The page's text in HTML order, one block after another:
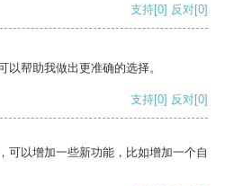
支持[0] 反对[0]
以帮助我做出更准确的选择。
支持[0] 反对[0]
可以增加一些新功能，比如增加一个自